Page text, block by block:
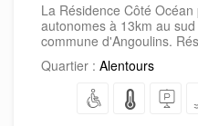
La Résidence Côté
autonomes à 13km au
commune d'Angoulins.
Quartier : Alentours